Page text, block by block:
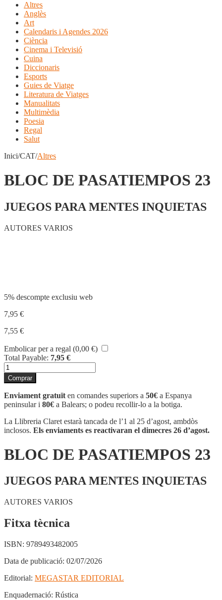
Altres
Anglès
Art
Calendaris i Agendes 2026
Ciència
Cinema i Televisió
Cuina
Diccionaris
Esports
Guies de Viatge
Literatura de Viatges
Manualitats
Multimèdia
Poesia
Regal
Salut
Inici/CAT/Altres
BLOC DE PASATIEMPOS 23
JUEGOS PARA MENTES INQUIETAS
AUTORES VARIOS
5% descompte exclusiu web
7,95 €
7,55 €
Embolicar per a regal (0,00 €)
Total Payable: 7,95 €
quantitat
de
BLOC
DE
PASATIEMPOS
23
Comprar
Enviament gratuït en comandes superiors a 50€ a Espanya
peninsular i 80€ a Balears; o podeu recollir-lo a la botiga.
La Llibreria Claret estarà tancada de l’1 al 25 d’agost, ambdòs
inclosos. Els enviaments es reactivaran el dimecres 26 d’agost.
BLOC DE PASATIEMPOS 23
JUEGOS PARA MENTES INQUIETAS
AUTORES VARIOS
Fitxa tècnica
ISBN: 9789493482005
Data de publicació: 02/07/2026
Editorial: MEGASTAR EDITORIAL
Enquadernació: Rústica